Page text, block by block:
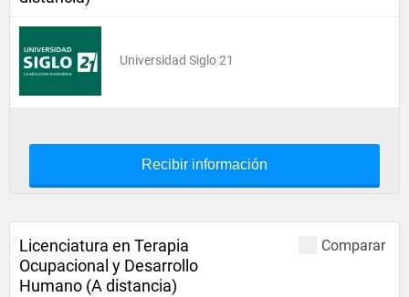
Universidad Siglo 21
Recibir información
Comparar
Licenciatura en Terapia
Ocupacional y Desarrollo
Humano (A distancia)